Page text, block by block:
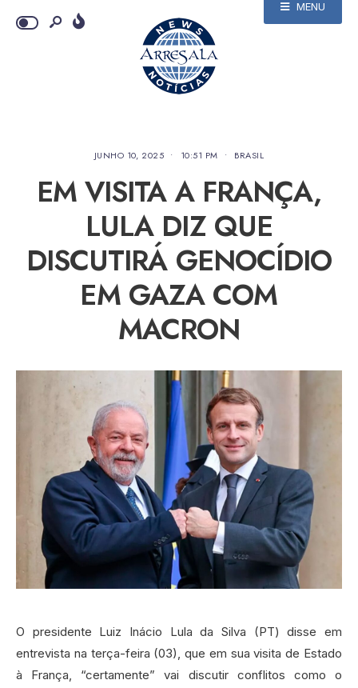
MENU
JUNHO 10, 2025 • 10:51 PM • BRASIL
EM VISITA A FRANÇA,
LULA DIZ QUE
DISCUTIRÁ GENOCÍDIO
EM GAZA COM
MACRON
O presidente Luiz Inácio Lula da Silva (PT) disse em
entrevista na terça-feira (03), que em sua visita de Estado
à França, “certamente” vai discutir conflitos como o